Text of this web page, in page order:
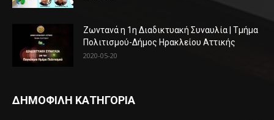
Ζωντανά η 1η Διαδικτυακή Συναυλία | Τμήμα
Πολιτισμού-Δήμος Ηρακλείου Αττικής
2020-05-20
ΔΗΜΟΦΙΛΗ ΚΑΤΗΓΟΡΙΑ